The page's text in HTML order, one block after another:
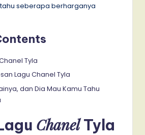
seberapa berharganya
Tyla
Lagu Chanel Tyla
dan Dia Mau Kamu Tahu
ChanelTyla